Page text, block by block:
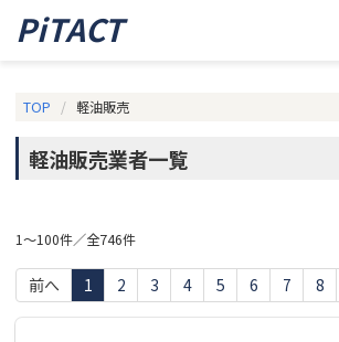
PiTACT
TOP 軽油販売
軽油販売業者一覧
1～100件／全746件
前へ 1 2 3 4 5 6 7 8